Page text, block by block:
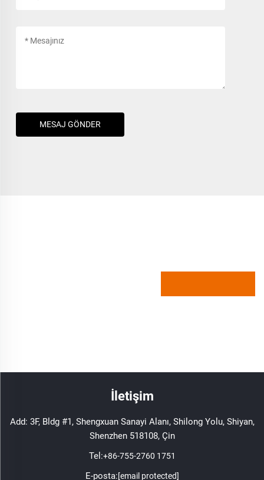
MESAJ GÖNDER
İletişim
Add: 3F, Bldg #1, Shengxuan Sanayi Alanı, Shilong Yolu, Shiyan,
Shenzhen 518108, Çin
Tel:+86-755-2760 1751
E-posta:[email protected]